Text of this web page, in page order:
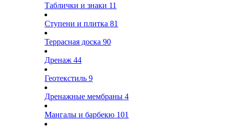
Таблички и знаки 11
Ступени и плитка 81
Террасная доска 90
Дренаж 44
Геотекстиль 9
Дренажные мембраны 4
Мангалы и барбекю 101